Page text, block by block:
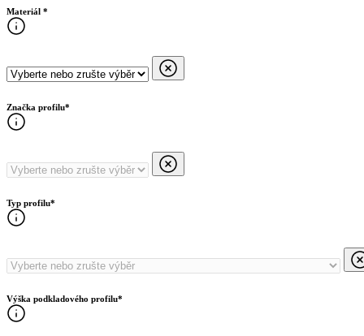
Materiál *
Značka profilu*
Typ profilu*
Výška podkladového profilu*